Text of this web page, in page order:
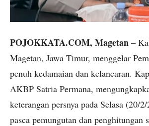
POJOKKATA.COM, Magetan –
Magetan, Jawa Timur, menggelar
penuh kedamaian dan kelancaran.
AKBP Satria Permana,
keterangan persnya pada Selasa (20/
pasca pemungutan dan penghitungan